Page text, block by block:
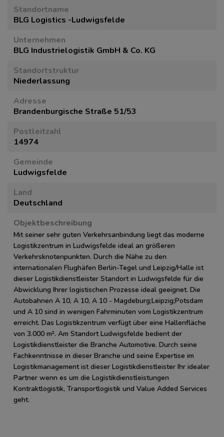
Standortname
BLG Logistics -Ludwigsfelde
Unternehmen
BLG Industrielogistik GmbH & Co. KG
Standortstruktur
Niederlassung
Adresse
Brandenburgische Straße 51/53
Postleitzahl
14974
Gemeinde
Ludwigsfelde
Land
Deutschland
Objektbeschreibung
Mit seiner sehr guten Verkehrsanbindung liegt das moderne
Logistikzentrum in Ludwigsfelde ideal an größeren
Verkehrsknotenpunkten. Durch die Nähe zu den
internationalen Flughäfen Berlin-Tegel und Leipzig/Halle ist
dieser Logistikdienstleister Standort in Ludwigsfelde für die
Abwicklung Ihrer logistischen Prozesse ideal geeignet. Die
Autobahnen A 10, A 10, A 10 - Magdeburg;Leipzig;Potsdam
und A 10 sind in wenigen Fahrminuten vom Logistikzentrum
erreicht. Das Logistikzentrum verfügt über eine Hallenfläche
von 3.000 m². Am Standort Ludwigsfelde bedient der
Logistikdienstleister die Branche Automotive. Durch seine
Fachkenntnisse in dieser Branche und seine Expertise im
Logistikmanagement ist dieser Logistikdienstleister Ihr idealer
Partner wenn es um die Logistikdienstleistungen
Kontraktlogistik, Transportlogistik und Value Added Services
geht.